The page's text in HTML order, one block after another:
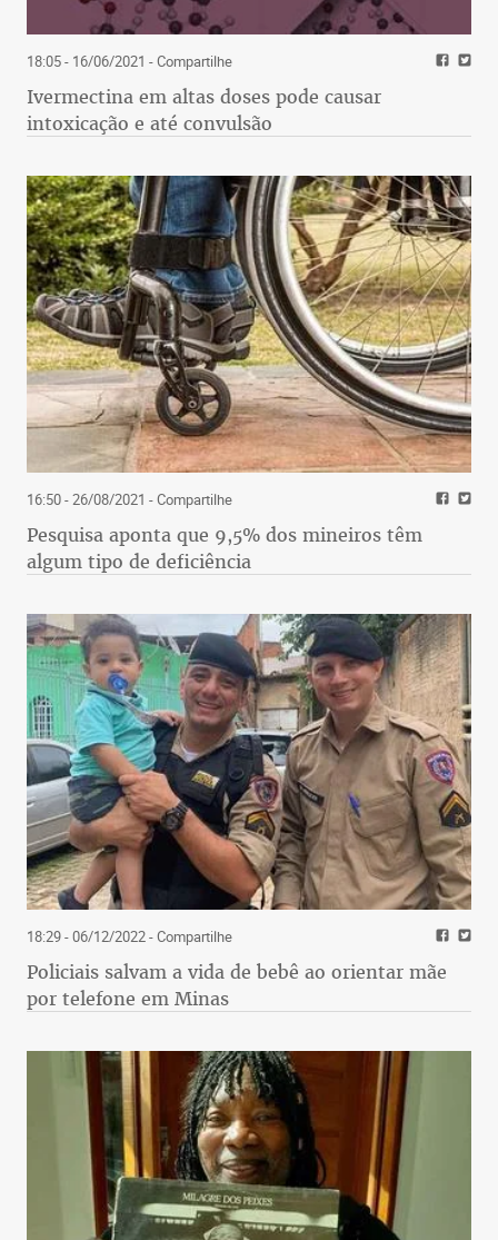
18:05 - 16/06/2021 - Compartilhe
Ivermectina em altas doses pode causar
intoxicação e até convulsão
16:50 - 26/08/2021 - Compartilhe
Pesquisa aponta que 9,5% dos mineiros têm
algum tipo de deficiência
18:29 - 06/12/2022- Compartilhe
Policiais salvam a vida de bebê ao orientar mãe
por telefone em Minas